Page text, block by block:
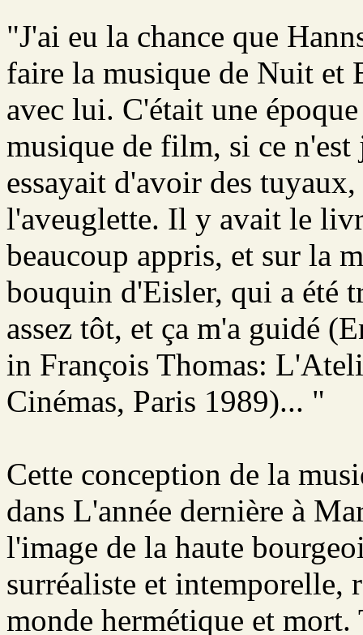
"J'ai eu la chance que
faire la musique de Nuit et
avec lui. C'était une
musique de film, si ce
essayait d'avoir des
l'aveuglette. Il y avait le
beaucoup appris, et sur la
bouquin d'Eisler, qui a été
assez tôt, et ça m'a guidé
in François Thomas:
Cinémas, Paris 1989)... "
Cette conception de la
dans L'année dernière à
l'image de la haute
surréaliste et intemporelle,
monde hermétique et